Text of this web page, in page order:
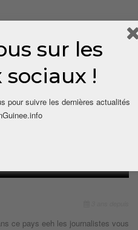
ce pays eeh les journalistes vous
sur les
sociaux !
pour suivre les dernières actualités